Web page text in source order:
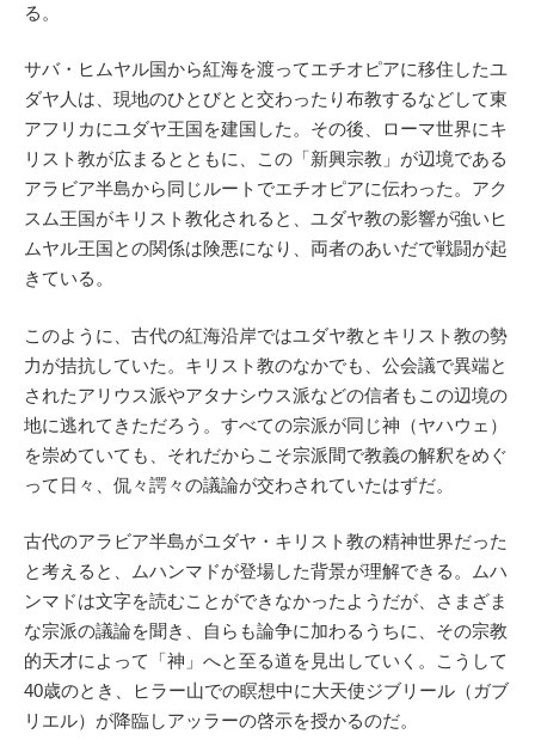
る。
サバ・ヒムヤル国から紅海を渡ってエチオピアに移住したユ
ダヤ人は、現地のひとびとと交わったり布教するなどして東
アフリカにユダヤ王国を建国した。その後、ローマ世界にキ
リスト教が広まるとともに、この「新興宗教」が辺境である
アラビア半島から同じルートでエチオピアに伝わった。アク
スム王国がキリスト教化されると、ユダヤ教の影響が強いヒ
ムヤル王国との関係は険悪になり、両者のあいだで戦闘が起
きている。
このように、古代の紅海沿岸ではユダヤ教とキリスト教の勢
力が拮抗していた。キリスト教のなかでも、公会議で異端と
されたアリウス派やアタナシウス派などの信者もこの辺境の
地に逃れてきただろう。すべての宗派が同じ神（ヤハウェ）
を崇めていても、それだからこそ宗派間で教義の解釈をめぐ
って日々、侃々諤々の議論が交わされていたはずだ。
古代のアラビア半島がユダヤ・キリスト教の精神世界だった
と考えると、ムハンマドが登場した背景が理解できる。ムハ
ンマドは文字を読むことができなかったようだが、さまざま
な宗派の議論を聞き、自らも論争に加わるうちに、その宗教
的天才によって「神」へと至る道を見出していく。こうして
40歳のとき、ヒラー山での瞑想中に大天使ジブリール（ガブ
リエル）が降臨しアッラーの啓示を授かるのだ。